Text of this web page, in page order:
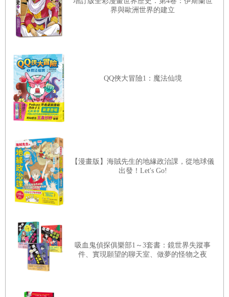
界與歐洲世界的建立
QQ俠大冒險1：魔法仙境
【漫畫版】海賊先生的地緣政治課，從地球儀
出發！Let's Go!
吸血鬼偵探俱樂部1～3套書：鏡世界失蹤事
件、實現願望的聊天室、做夢的怪物之夜